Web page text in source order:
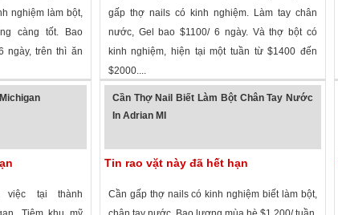
nghiệm làm bột,
càng tốt. Bao
ngày, trên thì ăn
gấp thợ nails có kinh nghiệm. Làm tay chân
nước, Gel bao $1100/ 6 ngày. Và thợ bột có
kinh nghiệm, hiện tại một tuần từ $1400 đến
$2000....
tại thành
Cần Thợ Nail Biết Làm Bột Chân Tay Nước
In Adrian MI
Tin rao vặt này đã hết hạn
Cần gấp thợ nails có kinh nghiệm biết làm bột,